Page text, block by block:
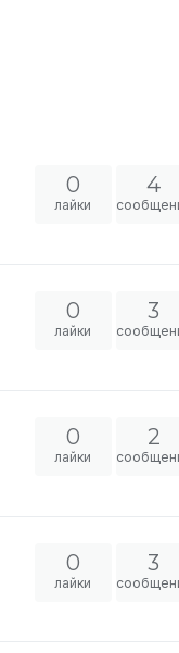
0
лайки
4
0
лайки
3
0
лайки
2
0
лайки
3